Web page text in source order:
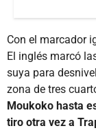
Con el marcador
El inglés marcó
suya para
zona de tres
Moukoko hasta
tiro otra vez a